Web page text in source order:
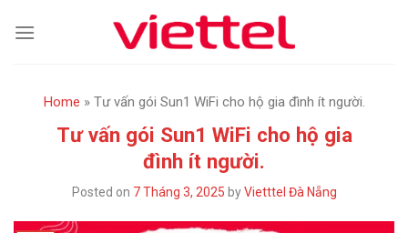
Home » Tư vấn gói Sun1 WiFi cho hộ gia đình ít người.
Tư vấn gói Sun1 WiFi cho hộ gia
đình ít người.
Posted on 7 Tháng 3, 2025 byVietttel Đà Nẵng